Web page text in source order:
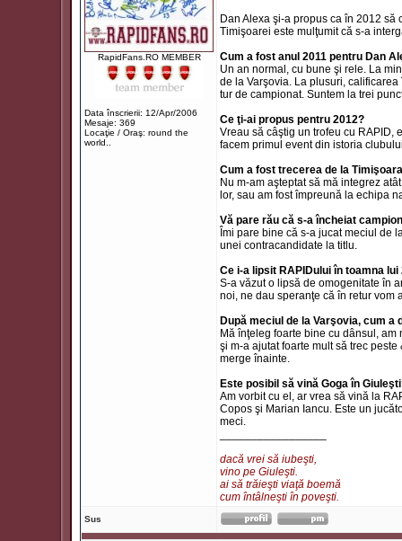
RapidFans.RO MEMBER
Data înscrierii: 12/Apr/2006
Mesaje: 369
Locaţie / Oraş: round the
world..
Dan Alexa şi-a propus ca în 2012
Timişoarei este mulţumit că s-a
Cum a fost anul 2011 pentru Dan
Un an normal, cu bune şi rele. La
de la Varşovia. La plusuri,
tur de campionat. Suntem la trei
Ce ţi-ai propus pentru 2012?
Vreau să câştig un trofeu cu RAPID,
facem primul event din istoria
Cum a fost trecerea de la
Nu m-am aşteptat să mă integrez
lor, sau am fost împreună la echipa
Vă pare rău că s-a încheiat
Îmi pare bine că s-a jucat meciul de
unei contracandidate la titlu.
Ce i-a lipsit RAPIDului în toamna lui
S-a văzut o lipsă de omogenitate în
noi, ne dau speranţe că în retur vom
După meciul de la Varşovia, cum
Mă înţeleg foarte bine cu dânsul,
şi m-a ajutat foarte mult să trec
merge înainte.
Este posibil să vină Goga în
Am vorbit cu el, ar vrea să vină la
Copos şi Marian Iancu. Este un
meci.
dacă vrei să iubeşti,
vino pe Giuleşti.
ai să trăieşti viaţă boemă
cum întâlneşti în poveşti.
Sus